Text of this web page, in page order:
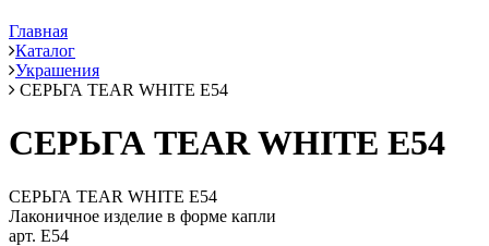
Главная
Каталог
Украшения
СЕРЬГА TEAR WHITE E54
СЕРЬГА TEAR WHITE E54
СЕРЬГА TEAR WHITE E54
Лаконичное изделие в форме капли
арт. E54